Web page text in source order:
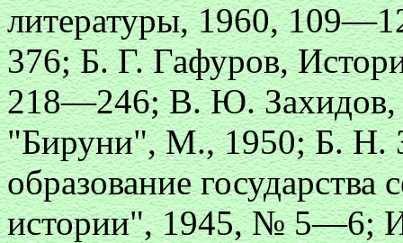
литературы, 1960,
376; Б. Г. Гафуров,
218—246; В. Ю. Захидов,
"Бируни", М., 1950; Б. Н.
образование
истории", 1945, № 5—6;